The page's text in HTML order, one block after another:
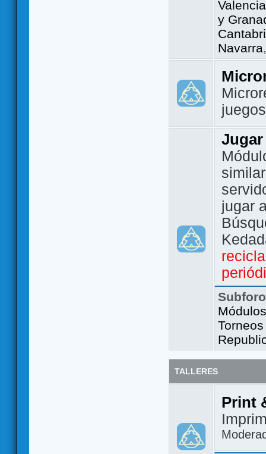
Valencia
y
Navarra
Jugar
jugar
TALLERES
Print